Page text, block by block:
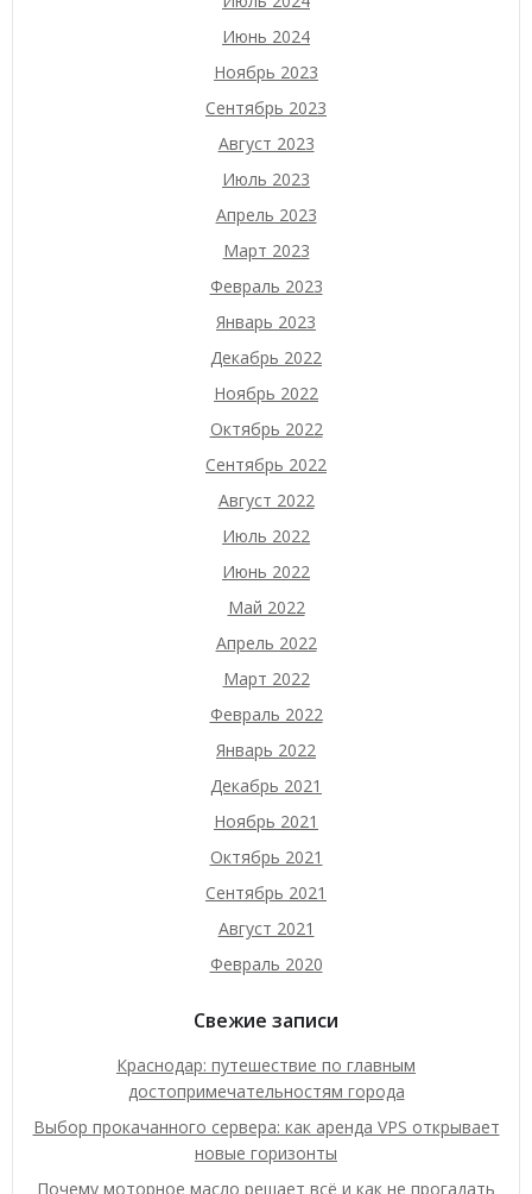
Июнь 2024
Ноябрь 2023
Сентябрь 2023
Август 2023
Июль 2023
Апрель 2023
Март 2023
Февраль 2023
Январь 2023
Декабрь 2022
Ноябрь 2022
Октябрь 2022
Сентябрь 2022
Август 2022
Июль 2022
Июнь 2022
Май 2022
Апрель 2022
Март 2022
Февраль 2022
Январь 2022
Декабрь 2021
Ноябрь 2021
Октябрь 2021
Сентябрь 2021
Август 2021
Февраль 2020
Свежие записи
Краснодар: путешествие по главным
достопримечательностям города
Выбор прокачанного сервера: как аренда VPS открывает
новые горизонты
Почему моторное масло решает всё и как не прогадать